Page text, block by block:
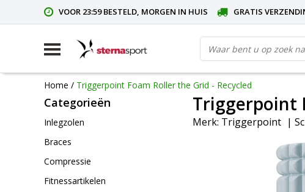
VOOR 23:59 BESTELD, MORGEN IN HUIS GRATIS
Home / Triggerpoint Foam Roller the Grid - Recycled
Categorieën
Inlegzolen
Braces
Compressie
Fitnessartikelen
Triggerpoint
Merk: Triggerpoint |